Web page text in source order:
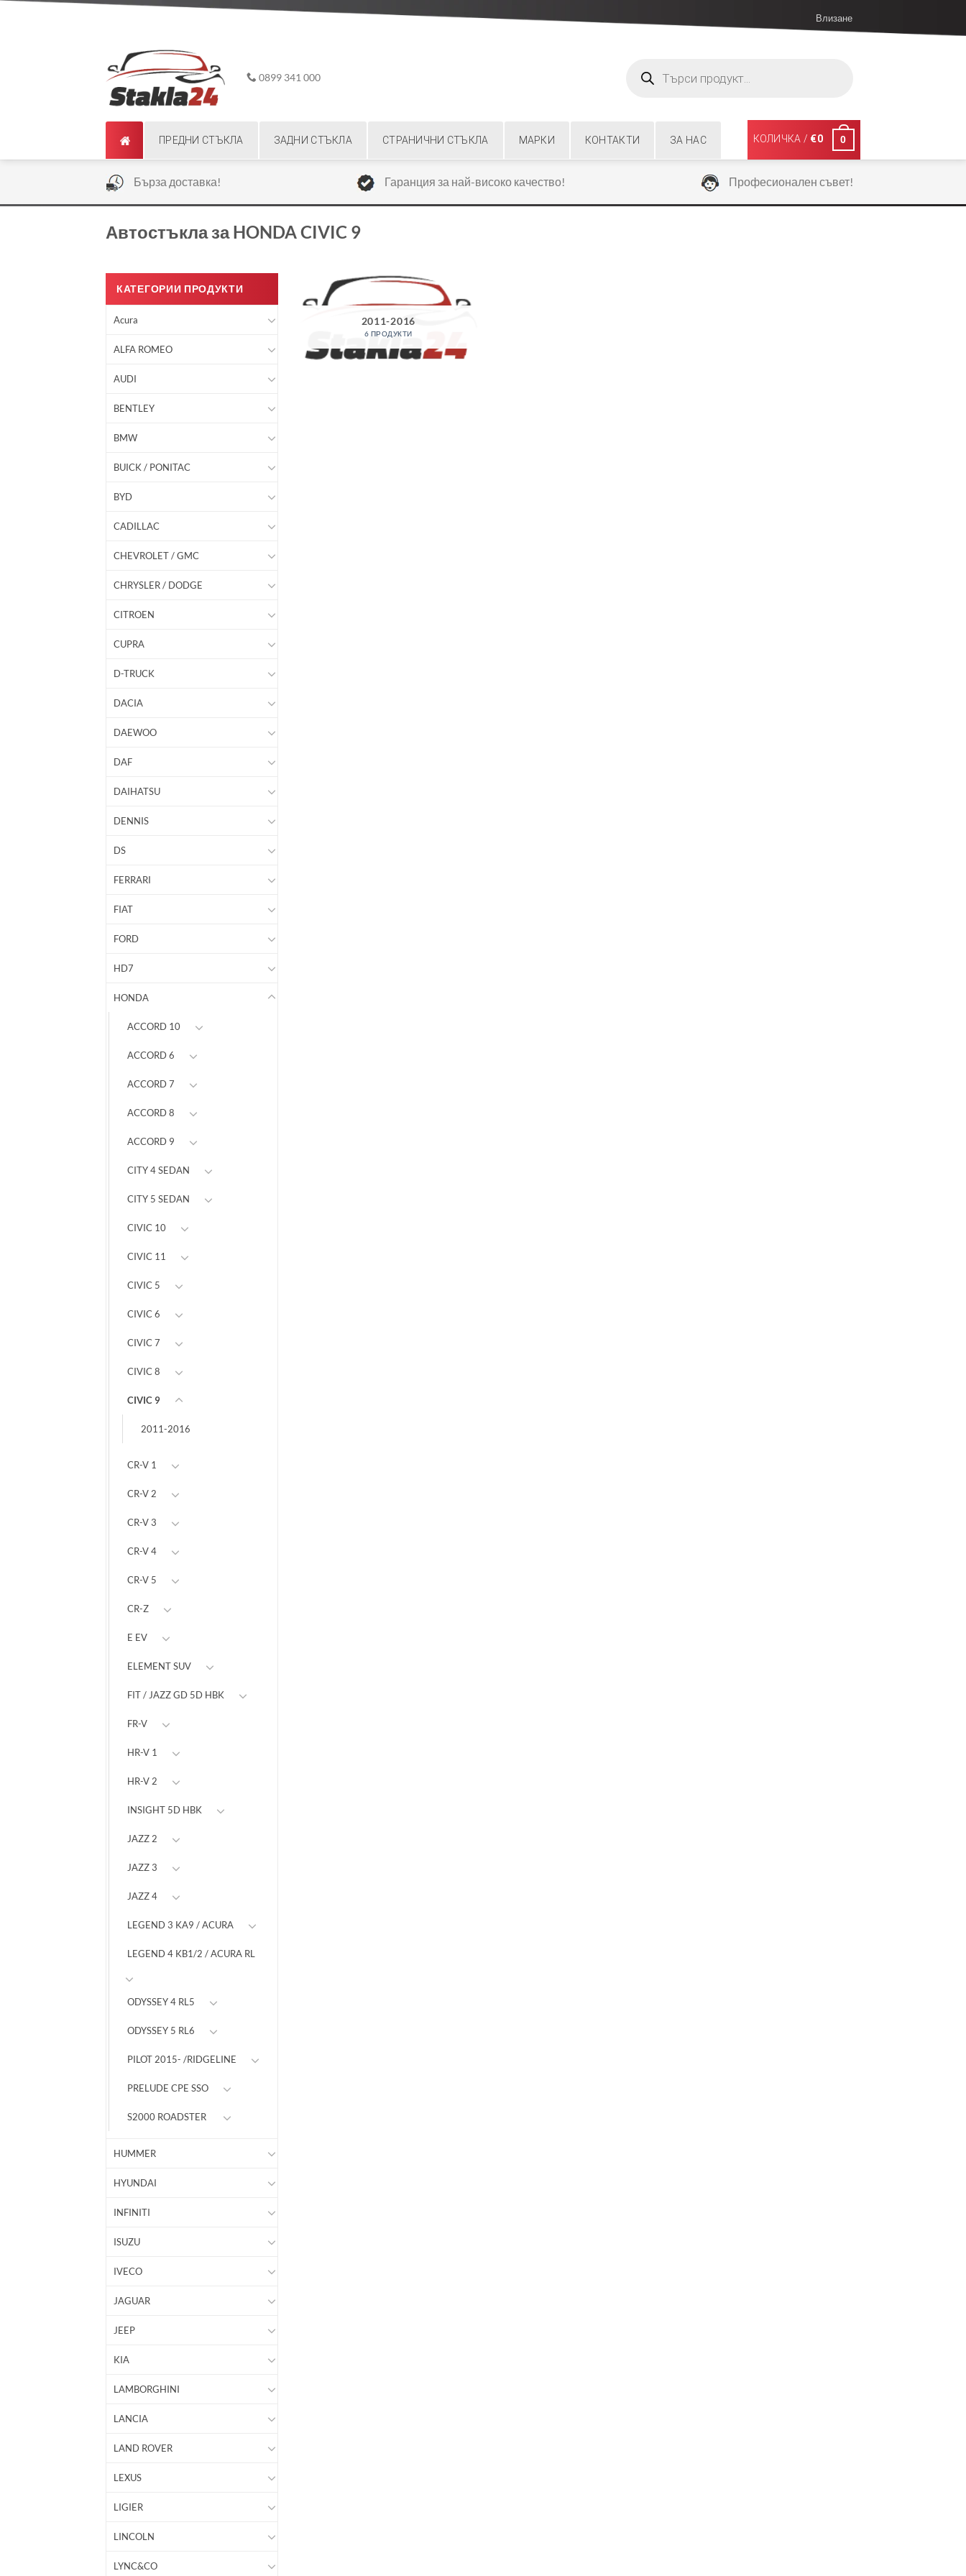
Влизане
0899 341 000
search
ПРЕДНИ СТЪКЛА ЗАДНИ СТЪКЛА СТРАНИЧНИ СТЪКЛА МАРКИ КОНТАКТИ ЗА НАС КОЛИЧКА / €0 0
Бърза доставка! Гаранция за най-високо качество! Професионален съвет!
Автостъкла за HONDA CIVIC 9
КАТЕГОРИИ ПРОДУКТИ
Acura
ALFA ROMEO
AUDI
BENTLEY
BMW
BUICK / PONITAC
BYD
CADILLAC
CHEVROLET / GMC
CHRYSLER / DODGE
CITROEN
CUPRA
D-TRUCK
DACIA
DAEWOO
DAF
DAIHATSU
DENNIS
DS
FERRARI
FIAT
FORD
HD7
HONDA
ACCORD 10
ACCORD 6
ACCORD 7
ACCORD 8
ACCORD 9
CITY 4 SEDAN
CITY 5 SEDAN
CIVIC 10
CIVIC 11
CIVIC 5
CIVIC 6
CIVIC 7
CIVIC 8
CIVIC 9
2011-2016
CR-V 1
CR-V 2
CR-V 3
CR-V 4
CR-V 5
CR-Z
E EV
ELEMENT SUV
FIT / JAZZ GD 5D HBK
FR-V
HR-V 1
HR-V 2
INSIGHT 5D HBK
JAZZ 2
JAZZ 3
JAZZ 4
LEGEND 3 KA9 / ACURA
LEGEND 4 KB1/2 / ACURA RL
ODYSSEY 4 RL5
ODYSSEY 5 RL6
PILOT 2015- /RIDGELINE
PRELUDE CPE SSO
S2000 ROADSTER
HUMMER
HYUNDAI
INFINITI
ISUZU
IVECO
JAGUAR
JEEP
KIA
LAMBORGHINI
LANCIA
LAND ROVER
LEXUS
LIGIER
LINCOLN
LYNC&CO
2011-2016
6 ПРОДУКТИ